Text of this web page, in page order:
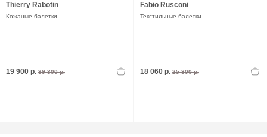
Thierry Rabotin
Кожаные балетки
19 900 р. 39 800 р.
Fabio Rusconi
Текстильные балетки
18 060 р. 25 800 р.